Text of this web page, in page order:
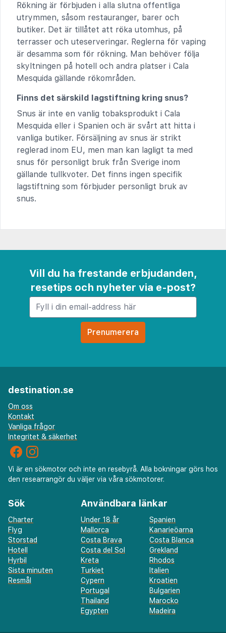
Rökning är förbjuden i alla slutna offentliga
utrymmen, såsom restauranger, barer och
butiker. Det är tillåtet att röka utomhus, på
terrasser och uteserveringar. Reglerna för vaping
är desamma som för rökning. Man behöver följa
skyltningen på hotell och andra platser i Cala
Mesquida gällande rökområden.
Finns det särskild lagstiftning kring snus?
Snus är inte en vanlig tobaksprodukt i Cala
Mesquida eller i Spanien och är svårt att hitta i
vanliga butiker. Försäljning av snus är strikt
reglerad inom EU, men man kan lagligt ta med
snus för personligt bruk från Sverige inom
gällande tullkvoter. Det finns ingen specifik
lagstiftning som förbjuder personligt bruk av
snus.
Vill du ha frestande erbjudanden,
resetips och nyheter via e-post?
destination.se
Om oss
Kontakt
Vanliga frågor
Integritet & säkerhet
Vi är en sökmotor och inte en resebyrå. Alla bokningar görs hos
den researrangör du väljer via våra sökmotorer.
Sök
Charter
Flyg
Storstad
Hotell
Hyrbil
Sista minuten
Resmål
Användbara länkar
Under 18 år
Spanien
Mallorca
Kanarieöarna
Costa Brava
Costa Blanca
Costa del Sol
Grekland
Kreta
Rhodos
Turkiet
Italien
Cypern
Kroatien
Portugal
Bulgarien
Thailand
Marocko
Egypten
Madeira